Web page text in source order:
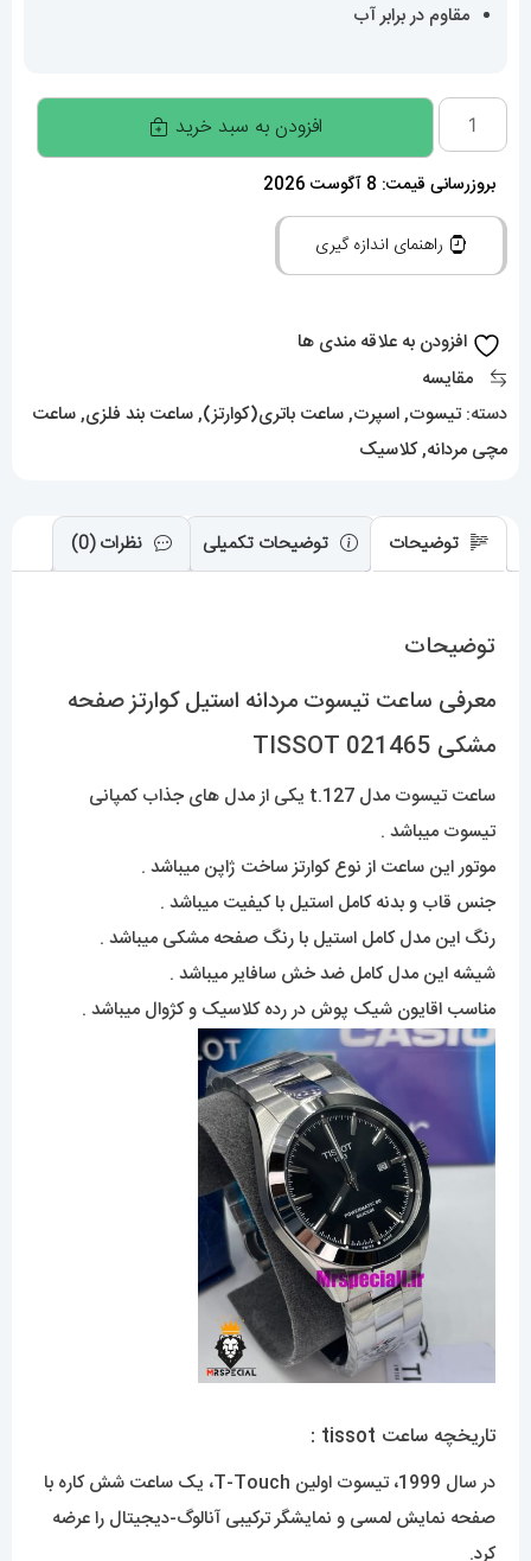
مقاوم در برابر آب
ساعت
تیسوت
مردانه
استیل
021465
افزودن به سبد خرید
بروزرسانی قیمت: 8 آگوست 2026
راهنمای اندازه گیری
افزودن به علاقه مندی ها
مقایسه
دسته:تیسوت,اسپرت,ساعت باتری(کوارتز),ساعت بند فلزی,ساعت
مچی مردانه,کلاسیک
توضیحات توضیحات تکمیلی نظرات (0)
توضیحات
معرفی ساعت تیسوت مردانه استیل کوارتز صفحه
مشکی 021465 TISSOT
ساعت تیسوت مدل t.127 یکی از مدل های جذاب کمپانی
تیسوت میباشد .
موتور این ساعت از نوع کوارتز ساخت ژاپن میباشد .
جنس قاب و بدنه کامل استیل با کیفیت میباشد .
رنگ این مدل کامل استیل با رنگ صفحه مشکی میباشد .
شیشه این مدل کامل ضد خش سافایر میباشد .
مناسب اقایون شیک پوش در رده کلاسیک و کژوال میباشد .
تاریخچه ساعت tissot :
در سال 1999، تیسوت اولین T-Touch، یک ساعت شش کاره با
صفحه نمایش لمسی و نمایشگر ترکیبی آنالوگ-دیجیتال را عرضه
کرد.